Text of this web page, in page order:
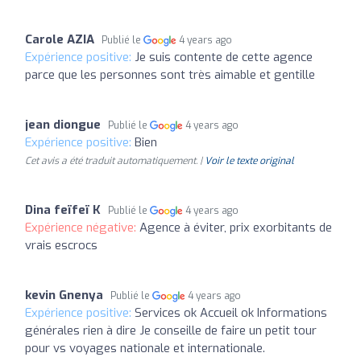
Carole AZIA Publié le 4 years ago
Expérience positive: Je suis contente de cette agence
parce que les personnes sont très aimable et gentille
jean diongue Publié le 4 years ago
Expérience positive: Bien
Cet avis a été traduit automatiquement. | Voir le texte original
Dina feïfeï K Publié le 4 years ago
Expérience négative: Agence à éviter, prix exorbitants de
vrais escrocs
kevin Gnenya Publié le 4 years ago
Expérience positive: Services ok Accueil ok Informations
générales rien à dire Je conseille de faire un petit tour
pour vs voyages nationale et internationale.